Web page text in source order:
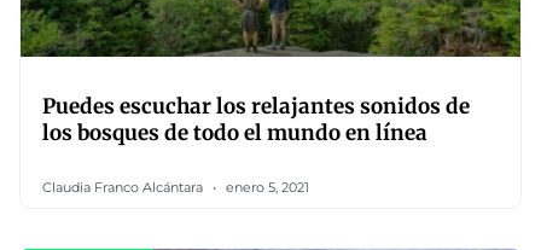
Puedes escuchar los relajantes sonidos de
los bosques de todo el mundo en línea
Claudia Franco Alcántara enero 5, 2021